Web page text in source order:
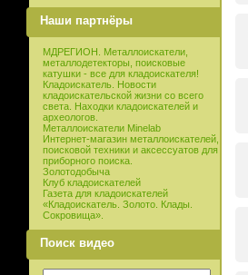
Наши партнёры
МДРЕГИОН. Металлоискатели,
металлодетекторы, поисковые
катушки - все для кладоискателя!
Кладоискатель. Новости
кладоискательской жизни со всего
света. Находки кладоискателей и
археологов.
Металлоискатели Minelab
Интернет-магазин металлоискателей,
поисковой техники и аксессуатов для
приборного поиска.
Золотодобыча
Клуб кладоискателей
Газета для кладоискателей
«Кладоискатель. Золото. Клады.
Сокровища».
Поиск видео